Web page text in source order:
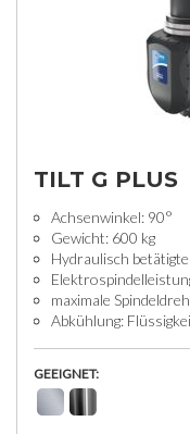
TILT G PLUS
Achsenwinkel: 90°
Gewicht: 600 kg
Hydraulisch
maximale
Abkühlung:
GEEIGNET: